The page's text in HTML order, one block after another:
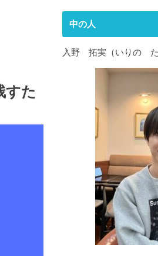
すた
中の人
入野 拓実（いりの た